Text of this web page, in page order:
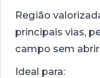
Região
principais vias,
campo sem
Ideal para: